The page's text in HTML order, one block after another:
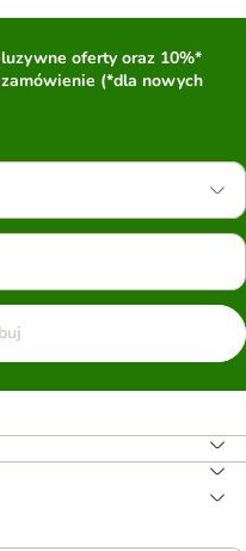
oferty oraz 10%*
(*dla nowych